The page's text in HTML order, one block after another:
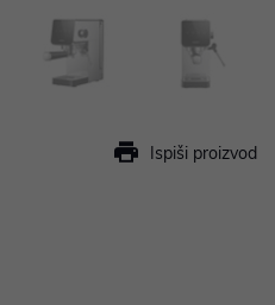
Ispiši proizvod